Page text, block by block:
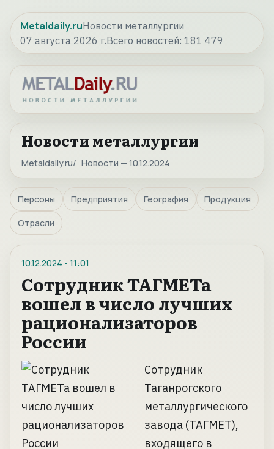
Metaldaily.ruНовости металлургии
07 августа 2026 г.Всего новостей: 181 479
Новости металлургии
Metaldaily.ru Новости — 10.12.2024
Персоны Предприятия География Продукция
Отрасли
10.12.2024 - 11:01
Сотрудник ТАГМЕТа
вошел в число лучших
рационализаторов
России
Сотрудник
Таганрогского
металлургического
завода (ТАГМЕТ),
входящего в